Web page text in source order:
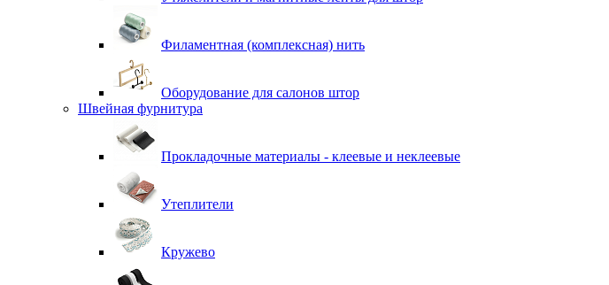
Филаментная (комплексная) нить
Оборудование для салонов штор
Швейная фурнитура
Прокладочные материалы - клеевые и неклеевые
Утеплители
Кружево